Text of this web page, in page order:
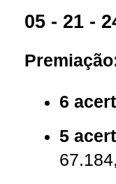
05 - 21 -
6
5